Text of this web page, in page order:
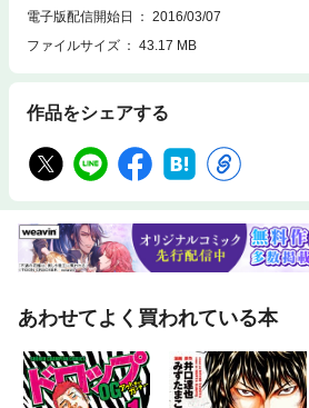
電子版配信開始日
2016/03/07
ファイルサイズ
43.17 MB
作品をシェアする
あわせてよく買われている本